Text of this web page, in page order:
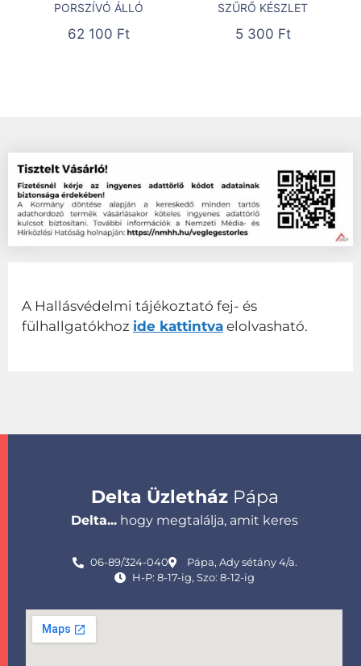
PORSZÍVÓ ÁLLÓ
62 100 Ft
SZŰRŐ KÉSZLET
5 300 Ft
A Hallásvédelmi tájékoztató fej- és
fülhallgatókhoz ide kattintva elolvasható.
Delta ÜzletházPápa
Delta... hogy megtalálja, amit keres
06-89/324-040
Pápa, Ady sétány 4/a.
H-P: 8-17-ig, Szo: 8-12-ig